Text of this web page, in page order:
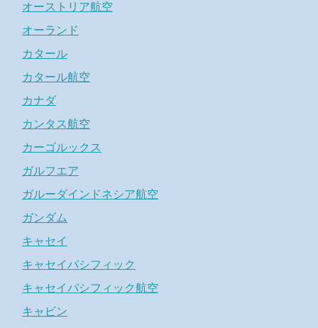
オーストリア航空
オーランド
カタール
カタール航空
カナダ
カンタス航空
カーゴルックス
ガルフエア
ガルーダインドネシア航空
ガンダム
キャセイ
キャセイパシフィック
キャセイパシフィック航空
キャビン